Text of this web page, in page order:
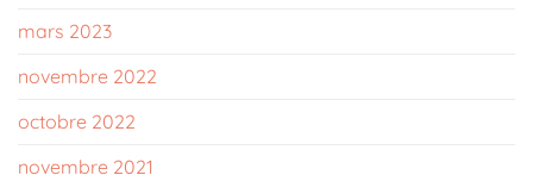
mars 2023
novembre 2022
octobre 2022
novembre 2021